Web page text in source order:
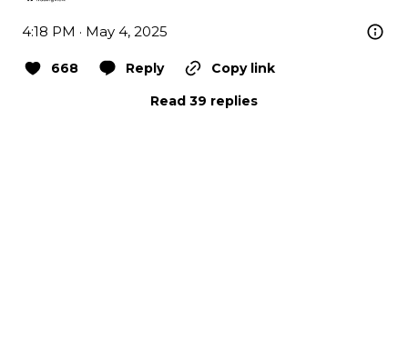
4:18 PM · May 4, 2025
668 Reply
Copy link
Read 39 replies